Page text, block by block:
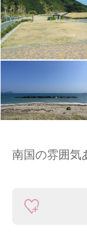
南国の雰囲気